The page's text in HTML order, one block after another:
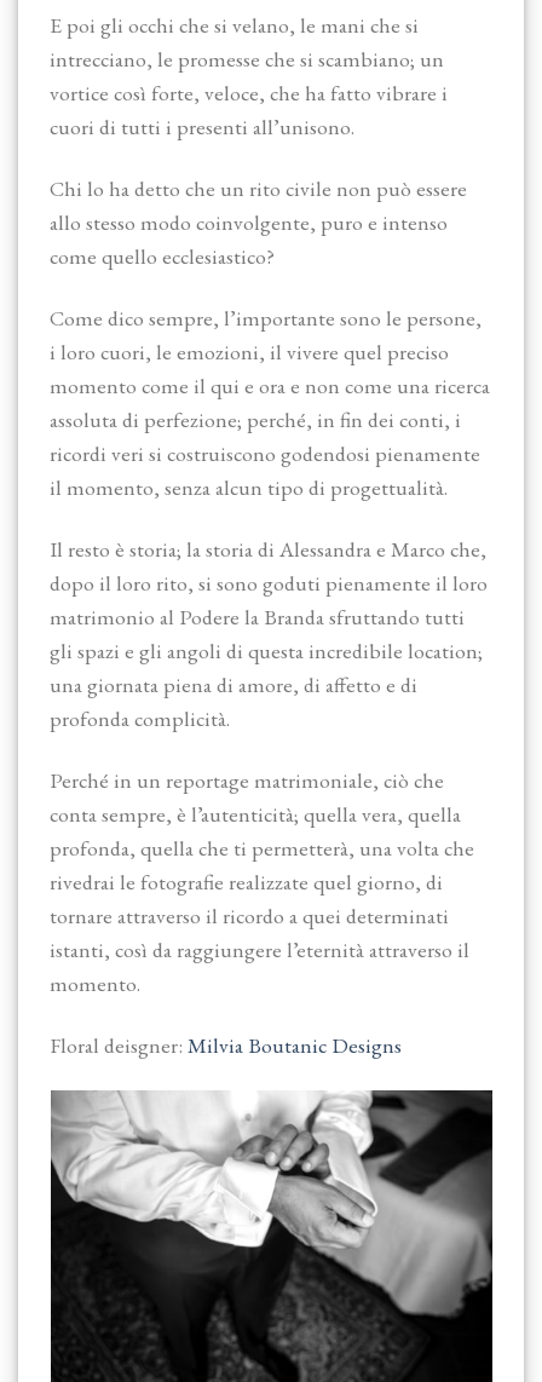
E poi gli occhi che si velano, le mani che si
intrecciano, le promesse che si scambiano; un
vortice così forte, veloce, che ha fatto vibrare i
cuori di tutti i presenti all’unisono.
Chi lo ha detto che un rito civile non può essere
allo stesso modo coinvolgente, puro e intenso
come quello ecclesiastico?
Come dico sempre, l’importante sono le persone,
i loro cuori, le emozioni, il vivere quel preciso
momento come il qui e ora e non come una ricerca
assoluta di perfezione; perché, in fin dei conti, i
ricordi veri si costruiscono godendosi pienamente
il momento, senza alcun tipo di progettualità.
Il resto è storia; la storia di Alessandra e Marco che,
dopo il loro rito, si sono goduti pienamente il loro
matrimonio al Podere la Branda sfruttando tutti
gli spazi e gli angoli di questa incredibile location;
una giornata piena di amore, di affetto e di
profonda complicità.
Perché in un reportage matrimoniale, ciò che
conta sempre, è l’autenticità; quella vera, quella
profonda, quella che ti permetterà, una volta che
rivedrai le fotografie realizzate quel giorno, di
tornare attraverso il ricordo a quei determinati
istanti, così da raggiungere l’eternità attraverso il
momento.
Floral deisgner:Milvia Boutanic Designs